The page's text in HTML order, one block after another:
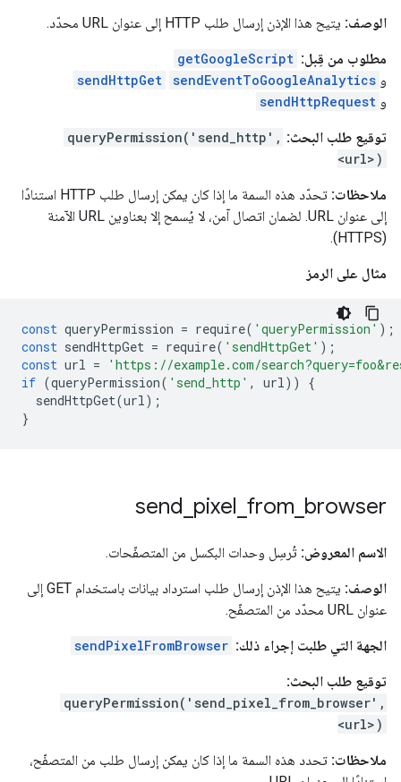
الوصف: يتيح هذا الإذن إرسال طلب HTTP إلى عنوان URL محدّد.
مطلوب من قِبل: getGoogleScript
و sendEventToGoogleAnalytics
sendHttpGet
و sendHttpRequest
توقيع طلب البحث: queryPermission('send_http',
<url>)
ملاحظات:
تحدّد هذه السمة ما إذا كان يمكن إرسال طلب HTTP استنادًا
إلى عنوان URL. لضمان اتصال آمن، لا يُسمح إلا بعناوين URL الآمنة
(HTTPS).
مثال على الرمز
const queryPermission = require( 'queryPermission' );
const sendHttpGet = require( 'sendHttpGet' );
const url =
'https://example.com/
if (queryPermission( 'send_http' , url))
{
sendHttpGet(url);
}
send pixel from browser
الاسم المعروض: تُرسِل وحدات البكسل من المتصفّحات.
الوصف:
يتيح هذا الإذن إرسال طلب استرداد بيانات باستخدام GET إلى
عنوان URL محدّد من المتصفّح.
الجهة التي طلبت إجراء ذلك: sendPixelFromBrowser
توقيع طلب البحث:
queryPermission('send_pixel_from_browser',
<url>)
ملاحظات: تحدد هذه السمة ما إذا كان يمكن إرسال طلب من المتصفّح،